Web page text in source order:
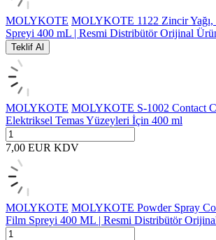
MOLYKOTE MOLYKOTE 1122 Zincir
Spreyi 400 mL | Resmi Distribütör Orijinal
Teklif Al
MOLYKOTE MOLYKOTE S-1002 Contact
Elektriksel Temas Yüzeyleri İçin 400 ml
7,00 EUR KDV
MOLYKOTE MOLYKOTE Powder Spray
Film Spreyi 400 ML | Resmi Distribütör